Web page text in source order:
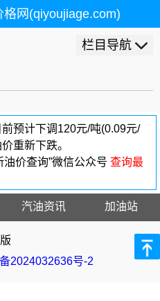
格网(qiyoujiage.com)
栏目导航
预计下调120元/吨(0.09元/
重新下跌。
油价查询”微信公众号 查询最
汽油资讯 加油站
2024032636号-2